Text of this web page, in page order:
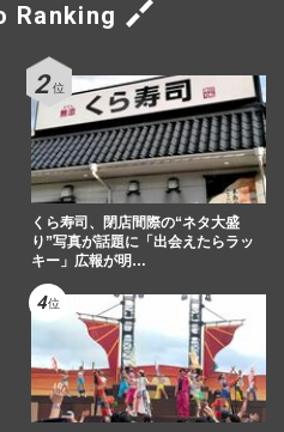
Ranking
くら寿司、閉店間際の“ネタ大盛
り”写真が話題に「出会えたらラッ
キー」広報が明…